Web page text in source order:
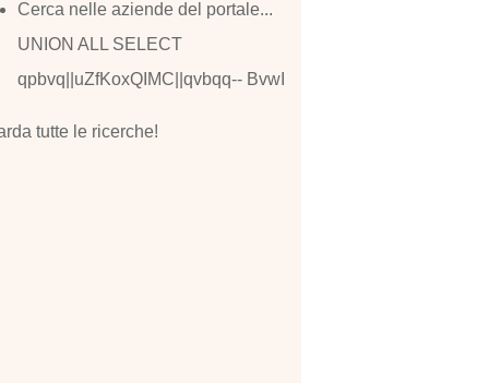
Cerca nelle aziende del portale...
UNION ALL SELECT
qpbvq||uZfKoxQIMC||qvbqq-- BvwI
tutte le ricerche!